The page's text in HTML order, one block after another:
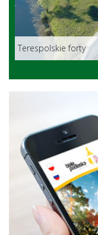
Terespolskie forty